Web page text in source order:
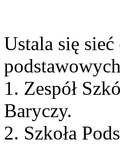
Ustala się
1. Zespół
Baryczy.
2. Szkoła